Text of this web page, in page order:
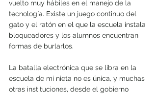
vuelto muy hábiles en el manejo de la
tecnología. Existe un juego continuo del
gato y el ratón en el que la escuela instala
bloqueadores y los alumnos encuentran
formas de burlarlos.
La batalla electrónica que se libra en la
escuela de mi nieta no es única, y muchas
otras instituciones, desde el gobierno